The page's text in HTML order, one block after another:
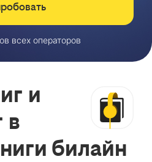
всех операторов
и
в
билайн